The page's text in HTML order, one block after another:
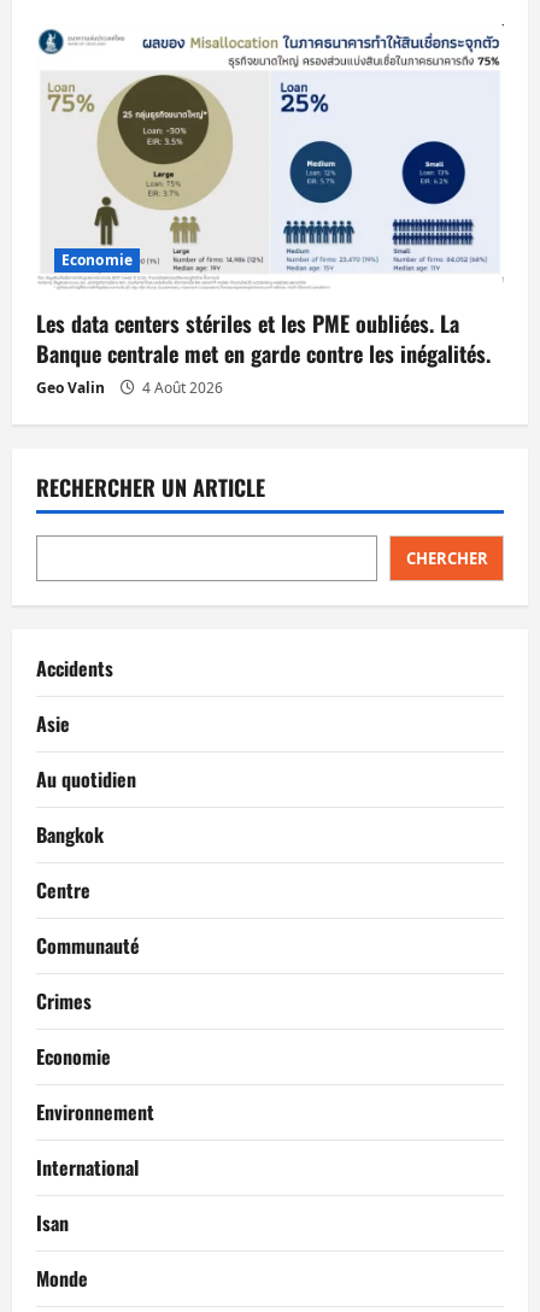
Economie
Les data centers stériles et les PME oubliées. La
Banque centrale met en garde contre les inégalités.
Geo Valin 4 Août 2026
RECHERCHER UN ARTICLE
CHERCHER
Accidents
Asie
Au quotidien
Bangkok
Centre
Communauté
Crimes
Economie
Environnement
International
Isan
Monde